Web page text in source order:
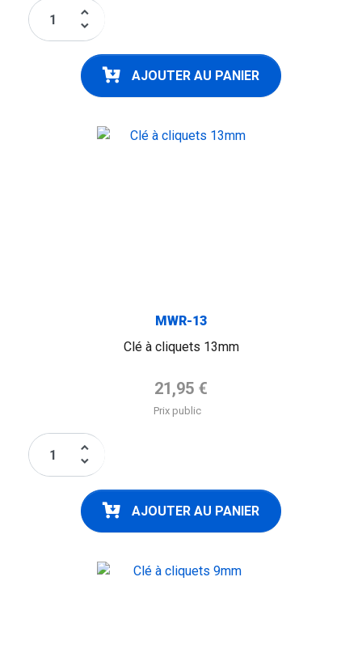
keyboard_arrow_up
keyboard_arrow_down
AJOUTER AU PANIER
MWR-13
Clé à cliquets 13mm
Prix de base
21,95 €
Prix public
keyboard_arrow_up
keyboard_arrow_down
AJOUTER AU PANIER